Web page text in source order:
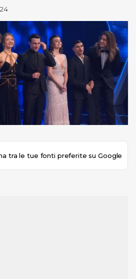
tra le tue fonti preferite su Google